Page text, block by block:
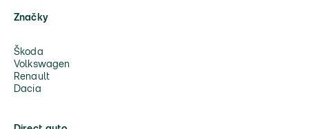
Značky
Škoda
Volkswagen
Renault
Dacia